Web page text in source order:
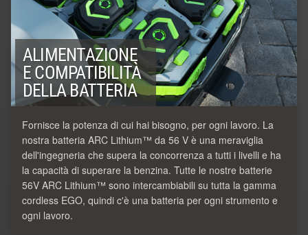
ALIMENTAZIONE
E COMPATIBILITÀ
DELLA BATTERIA
Fornisce la potenza di cui hai bisogno, per ogni lavoro. La
nostra batteria ARC Lithium™ da 56 V è una meraviglia
dell'ingegneria che supera la concorrenza a tutti i livelli e ha
la capacità di superare la benzina. Tutte le nostre batterie
56V ARC Lithium™ sono intercambiabili su tutta la gamma
cordless EGO, quindi c'è una batteria per ogni strumento e
ogni lavoro.